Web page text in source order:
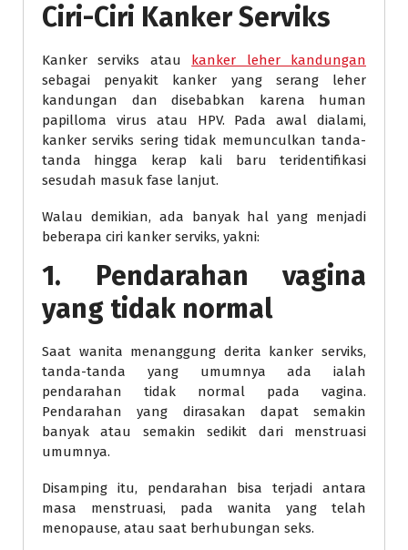
Ciri-Ciri Kanker Serviks
Kanker serviks atau kanker leher kandungan
sebagai penyakit kanker yang serang leher
kandungan dan disebabkan karena human
papilloma virus atau HPV. Pada awal dialami,
kanker serviks sering tidak memunculkan tanda-
tanda hingga kerap kali baru teridentifikasi
sesudah masuk fase lanjut.
Walau demikian, ada banyak hal yang menjadi
beberapa ciri kanker serviks, yakni:
1. Pendarahan vagina
yang tidak normal
Saat wanita menanggung derita kanker serviks,
tanda-tanda yang umumnya ada ialah
pendarahan tidak normal pada vagina.
Pendarahan yang dirasakan dapat semakin
banyak atau semakin sedikit dari menstruasi
umumnya.
Disamping itu, pendarahan bisa terjadi antara
masa menstruasi, pada wanita yang telah
menopause, atau saat berhubungan seks.